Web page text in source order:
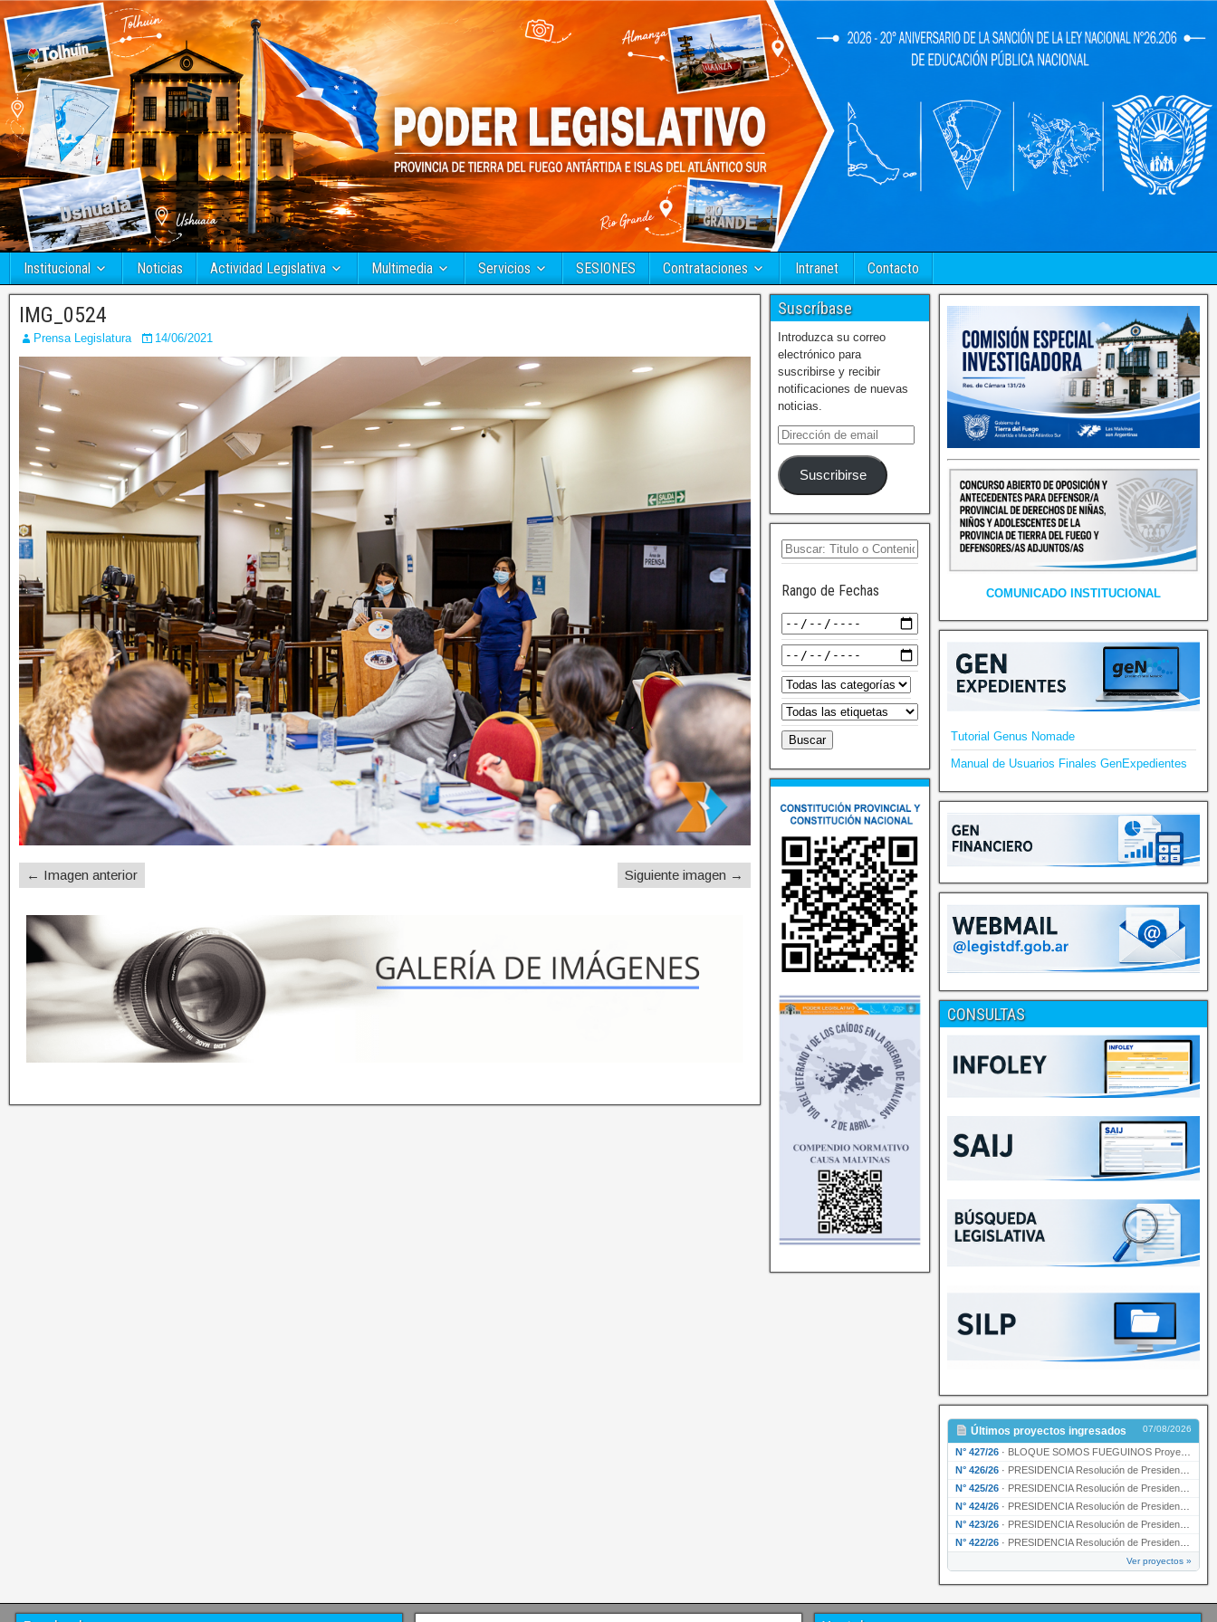
Institucional Noticias Actividad Legislativa Multimedia Servicios SESIONES Contrataciones Intranet Contacto
IMG_0524
Prensa Legislatura 14/06/2021
← Imagen anterior Siguiente imagen →
Suscríbase
Introduzca su correo
electrónico para
suscribirse y recibir
notificaciones de nuevas
noticias.
Suscribirse
Rango de Fechas COMUNICADO INSTITUCIONAL
Tutorial Genus Nomade
Manual de Usuarios Finales GenExpedientes
CONSULTAS
Últimos proyectos ingresados 07/08/2026
N° 427/26 · BLOQUE SOMOS FUEGUINOS Proyecto de Declaración declarando de interés provincial PRESIDENCI…
N° 426/26 · PRESIDENCIA Resolución de Presidencia N° 216/26 declarando de interés provincial la labor …
N° 425/26 · PRESIDENCIA Resolución de Presidencia N° 212/26 declarando de interés provincial el “50° A…
N° 424/26 · PRESIDENCIA Resolución de Presidencia Nº 210/26 declarando de interés provincial el proyec…
N° 423/26 · PRESIDENCIA Resolución de Presidencia Nº 209/26 declarando de interés provincial la presen…
N° 422/26 · PRESIDENCIA Resolución de Presidencia N° 200/26 para su ratificación.
Ver proyectos »